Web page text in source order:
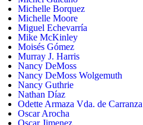
Michelle Borquez
Michelle Moore
Miguel Echevarría
Mike McKinley
Moisés Gómez
Murray J. Harris
Nancy DeMoss
Nancy DeMoss Wolgemuth
Nancy Guthrie
Nathan Díaz
Odette Armaza Vda. de Carranza
Oscar Arocha